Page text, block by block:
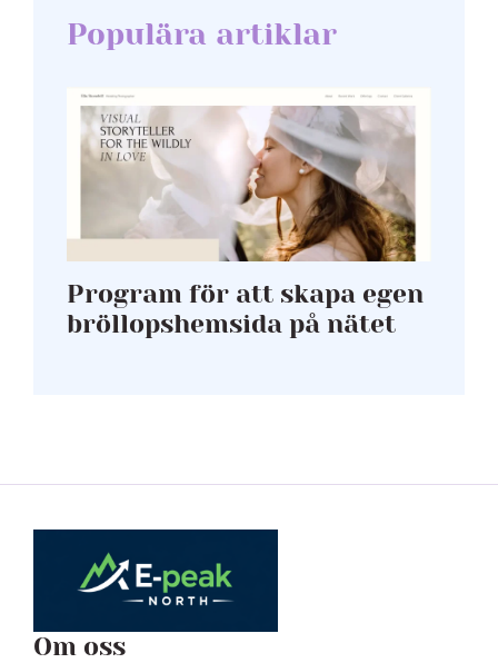
Populära artiklar
Program för att skapa egen
bröllopshemsida på nätet
Om oss